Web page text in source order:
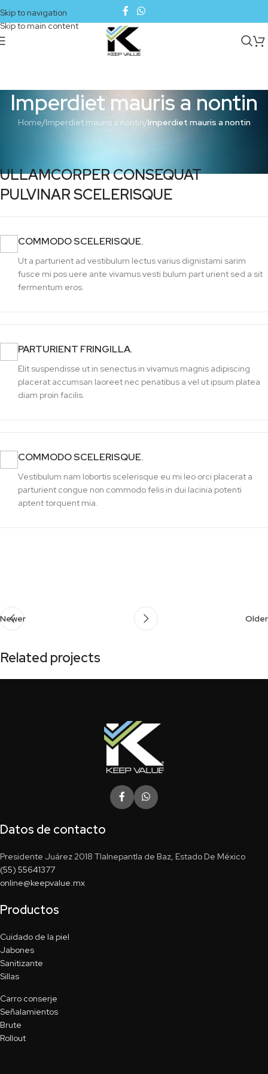
Skip to navigation
Skip to main content
Imperdiet mauris a nontin
Home/Imperdiet mauris a nontin/Imperdiet mauris a nontin
ULLAMCORPER CONSEQUAT
PULVINAR SCELERISQUE
COMMODO SCELERISQUE.
Ut a parturient ad vestibulum lectus varius dignistami sarim
fusce mi pos uere ante vivamus vesti bulum part urient sed a sit
fermentum eros.
PARTURIENT FRINGILLA.
Elit suspendisse ut in senectus in vivamus magnis adipiscing
placerat accumsan laoreet nec penatibus a vel ut ipsum platea
diam proin facilis.
COMMODO SCELERISQUE.
Vestibulum nam lobortis scelerisque eu mi leo orci placerat a
parturient congue non commodo felis in dui lacinia potenti
aptent torquent mia.
Newer Older
Related projects
Datos de contacto
Presidente Juárez 2018 Tlalnepantla de Baz, Estado De México
(55) 55641377
online@keepvalue.mx
Productos
Cuidado de la piel
Jabones
Sanitizante
Sillas
Carro conserje
Señalamientos
Brute
Rollout